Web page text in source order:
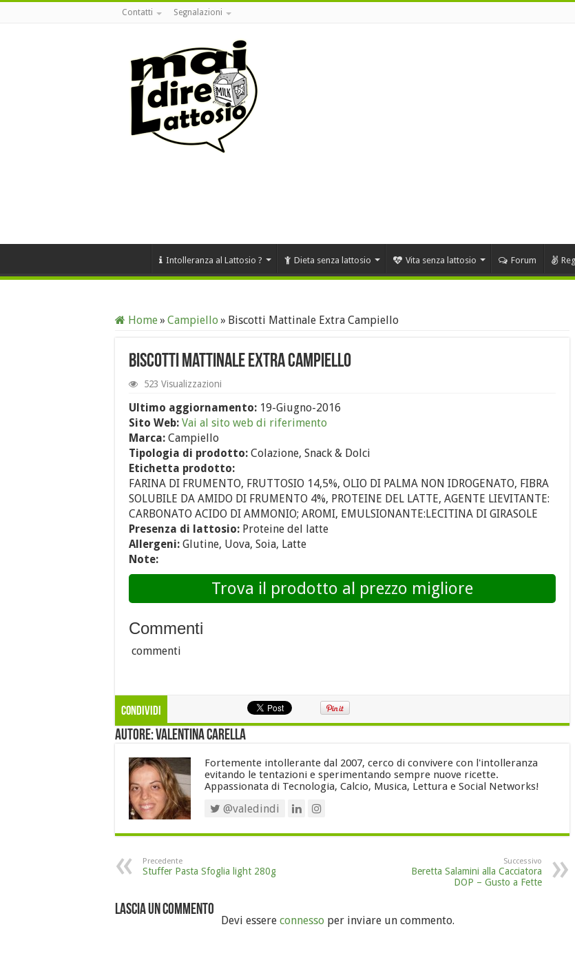
Contatti Segnalazioni
Intolleranza al Lattosio ? Dieta senza lattosio Vita senza lattosio Forum
Home» Campiello » Biscotti Mattinale Extra Campiello
Biscotti Mattinale Extra Campiello
523 Visualizzazioni
Ultimo aggiornamento: 19-Giugno-2016
Sito Web: Vai al sito web di riferimento
Marca: Campiello
Tipologia di prodotto: Colazione, Snack & Dolci
Etichetta prodotto:
FARINA DI FRUMENTO, FRUTTOSIO 14,5%, OLIO DI PALMA NON IDROGENATO, FIBRA
SOLUBILE DA AMIDO DI FRUMENTO 4%, PROTEINE DEL LATTE, AGENTE LIEVITANTE:
CARBONATO ACIDO DI AMMONIO; AROMI, EMULSIONANTE:LECITINA DI GIRASOLE
Presenza di lattosio: Proteine del latte
Allergeni: Glutine, Uova, Soia, Latte
Note:
Trova il prodotto al prezzo migliore
Commenti
commenti
Condividi
Autore: Valentina Carella
Fortemente intollerante dal 2007, cerco di convivere con l'intolleranza
evitando le tentazioni e sperimentando sempre nuove ricette.
Appassionata di Tecnologia, Calcio, Musica, Lettura e Social Networks!
@valedindi
Precedente
Stuffer Pasta Sfoglia light 280g
Successivo
Beretta Salamini alla Cacciatora
DOP – Gusto a Fette
Lascia un commento
Devi essere connesso per inviare un commento.